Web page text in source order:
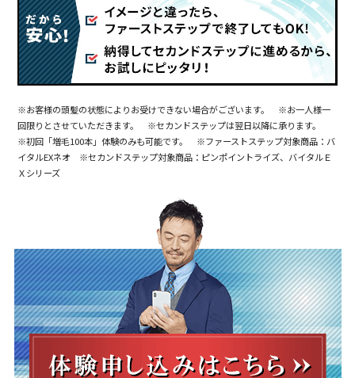
※お客様の頭髪の状態によりお受けできない場合がございます。 ※お一人様一
回限りとさせていただきます。 ※セカンドステップは翌日以降に承ります。
※初回「増毛100本」体験のみも可能です。 ※ファーストステップ対象商品：バ
イタルEXネオ ※セカンドステップ対象商品：ピンポイントライズ、バイタルＥ
Ｘシリーズ